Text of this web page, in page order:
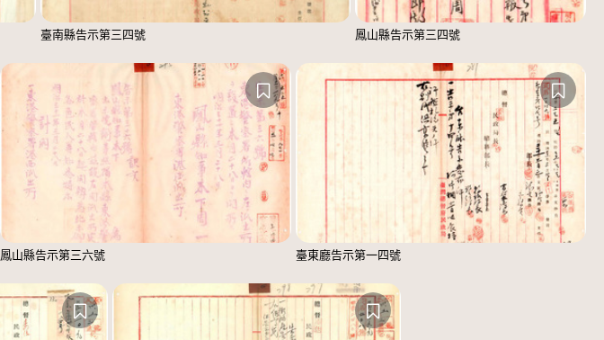
臺南縣告示第三四號 鳳山縣告示第三四號
鳳山縣告示第三六號 臺東廳告示第一四號